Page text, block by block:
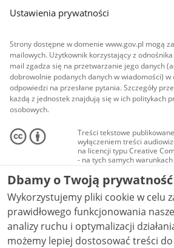
Ustawienia prywatności
Strony dostępne w domenie www.gov.pl mogą
mailowych. Użytkownik korzystający z
mail zgadza się na przetwarzanie jego danych
dobrowolnie podanych danych w wiadomości) w
odpowiedzi na przesłane pytania. Szczegóły
każdą z jednostek znajdują się w ich politykach
osobowych.
Treści tekstowe
wyłączeniem treści
na licencji typu Creative
- na tych samych warunkach
Materiały audiowizualne, w
audio i wideo, są
Creative Commons: uznanie
niekomercyjne - bez
NC-ND 4.0), o ile nie jest to
Dbamy o Twoją prywatność
Wykorzystujemy pliki cookie w celu
prawidłowego funkcjonowania
analizy ruchu i optymalizacji działania
możemy lepiej dostosować treści